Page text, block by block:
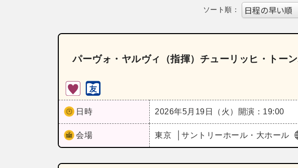
ソート順：
パーヴォ・ヤルヴィ（指揮）チューリッヒ・トー
日時 2026年5月19日（火） 開演：19:00
会場 東京 サントリーホール・大ホール